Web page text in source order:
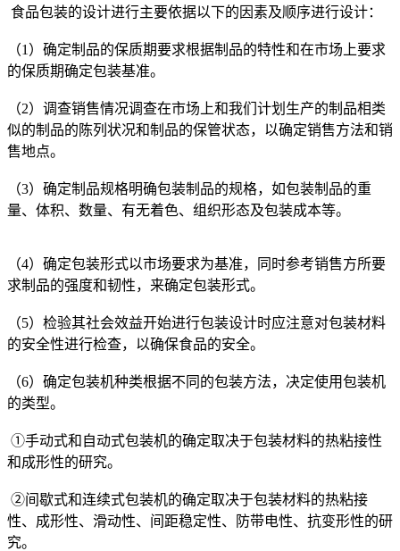
食品包装的设计进行主要依据以下的因素及顺序进行设计：
（1）确定制品的保质期要求根据制品的特性和在市场上要求
的保质期确定包装基准。
（2）调查销售情况调查在市场上和我们计划生产的制品相类
似的制品的陈列状况和制品的保管状态，以确定销售方法和销
售地点。
（3）确定制品规格明确包装制品的规格，如包装制品的重
量、体积、数量、有无着色、组织形态及包装成本等。
（4）确定包装形式以市场要求为基准，同时参考销售方所要
求制品的强度和韧性，来确定包装形式。
（5）检验其社会效益开始进行包装设计时应注意对包装材料
的安全性进行检查，以确保食品的安全。
（6）确定包装机种类根据不同的包装方法，决定使用包装机
的类型。
①手动式和自动式包装机的确定取决于包装材料的热粘接性
和成形性的研究。
②间歇式和连续式包装机的确定取决于包装材料的热粘接
性、成形性、滑动性、间距稳定性、防带电性、抗变形性的研
究。